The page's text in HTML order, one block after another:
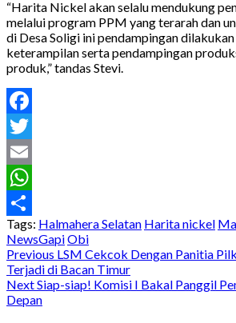
“Harita Nickel akan selalu mendukung
melalui program PPM yang terarah dan
di Desa Soligi ini pendampingan
keterampilan serta pendampingan
produk,” tandas Stevi.
Facebook
Twitter
Email
WhatsApp
Share
Tags: Halmahera Selatan Harita nickel
NewsGapiObi
Post
navigation
Previous LSM Cekcok Dengan Panitia
Terjadi di Bacan Timur
NextSiap-siap! Komisi I Bakal Panggil
Depan